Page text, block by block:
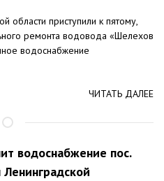
области приступили к пятому,
ремонта водовода «Шелехов
водоснабжение
ЧИТАТЬ ДАЛЕЕ
водоснабжение пос.